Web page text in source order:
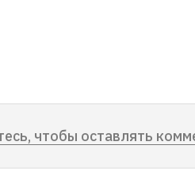
чтобы оставлять